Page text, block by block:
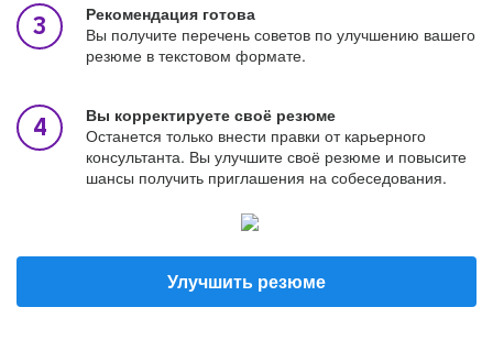
Рекомендация готова
Вы получите перечень советов по улучшению вашего
резюме в текстовом формате.
Вы корректируете своё резюме
Останется только внести правки от карьерного
консультанта. Вы улучшите своё резюме и повысите
шансы получить приглашения на собеседования.
Улучшить резюме